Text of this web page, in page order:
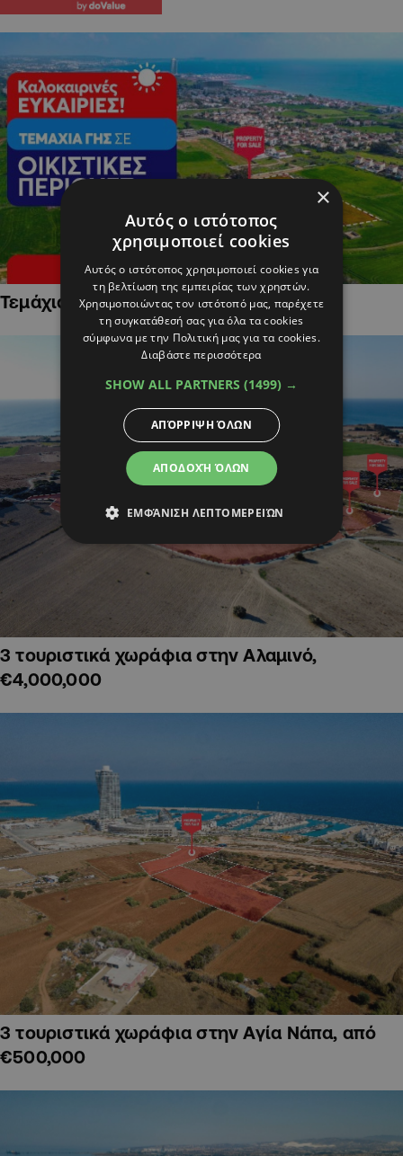
Τεμάχια Γης σε Οικιστικές Περιοχές
3 τουριστικά χωράφια στην Αλαμινό,
€4,000,000
3 τουριστικά χωράφια στην Αγία Νάπα, από
€500,000
×
Αυτός ο ιστότοπος
χρησιμοποιεί cookies
Αυτός ο ιστότοπος χρησιμοποιεί cookies για
τη βελτίωση της εμπειρίας των χρηστών.
Χρησιμοποιώντας τον ιστότοπό μας, παρέχετε
τη συγκατάθεσή σας για όλα τα cookies
σύμφωνα με την Πολιτική μας για τα cookies.
Διαβάστε περισσότερα
SHOW ALL PARTNERS (1499) →
ΑΠΟΔΟΧΉ ΌΛΩΝ
ΑΠΌΡΡΙΨΗ ΌΛΩΝ
ΕΜΦΆΝΙΣΗ ΛΕΠΤΟΜΕΡΕΙΏΝ